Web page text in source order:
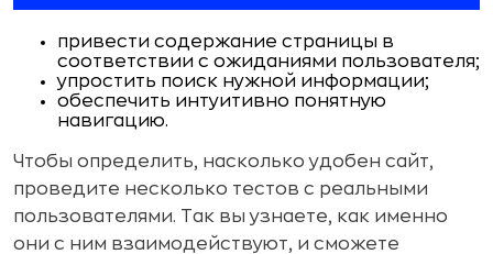
привести содержание страницы в
соответствии с ожиданиями пользователя;
упростить поиск нужной информации;
обеспечить интуитивно понятную
навигацию.
Чтобы определить, насколько удобен сайт,
проведите несколько тестов с реальными
пользователями. Так вы узнаете, как именно
они с ним взаимодействуют, и сможете